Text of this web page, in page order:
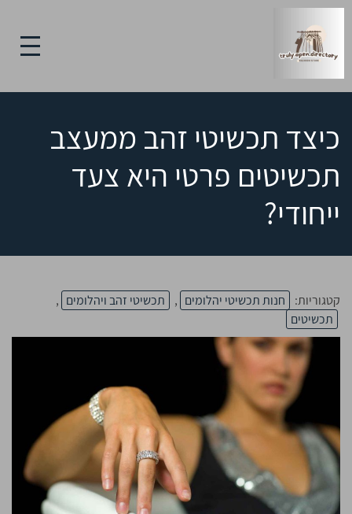
כיצד תכשיטי זהב ממעצב
תכשיטים פרטי היא צעד
ייחודי?
קטגוריות: חנות תכשיטי יהלומים , תכשיטי זהב ויהלומים ,
תכשיטים